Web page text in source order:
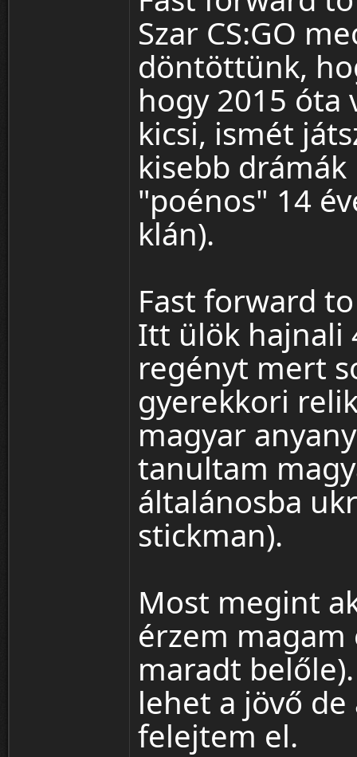
Szar CS:GO
döntöttünk,
hogy 2015 óta
kicsi, ismét
kisebb
"poénos" 14
klán).
Fast forward
Itt ülök hajnali
regényt mert
gyerekkori
magyar
tanultam
általánosba
stickman).
Most megint
érzem magam
maradt
lehet a jövő
felejtem el.